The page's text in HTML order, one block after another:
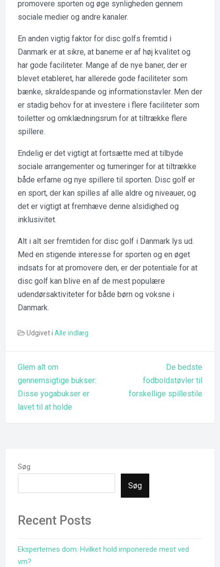
promovere sporten og øge synligheden gennem
sociale medier og andre kanaler.
En anden vigtig faktor for disc golfs fremtid i
Danmark er at sikre, at banerne er af høj kvalitet og
har gode faciliteter. Mange af de nye baner, der er
blevet etableret, har allerede gode faciliteter som
bænke, skraldespande og informationstavler. Men der
er stadig behov for at investere i flere faciliteter som
toiletter og omklædningsrum for at tiltrække flere
spillere.
Endelig er det vigtigt at fortsætte med at tilbyde
sociale arrangementer og turneringer for at tiltrække
både erfarne og nye spillere til sporten. Disc golf er
en sport, der kan spilles af alle aldre og niveauer, og
det er vigtigt at fremhæve denne alsidighed og
inklusivitet.
Alt i alt ser fremtiden for disc golf i Danmark lys ud.
Med en stigende interesse for sporten og en øget
indsats for at promovere den, er der potentiale for at
disc golf kan blive en af de mest populære
udendørsaktiviteter for både børn og voksne i
Danmark.
Udgivet i Alle indlæg
Glem alt om
gennemsigtige bukser:
Disse yogabukser er
lavet til at holde
De bedste
fodboldstøvler til
forskellige spillestile
Søg
Søg
Recent Posts
Eksperternes dom: Hvilket hold imponerede mest ved
vm?